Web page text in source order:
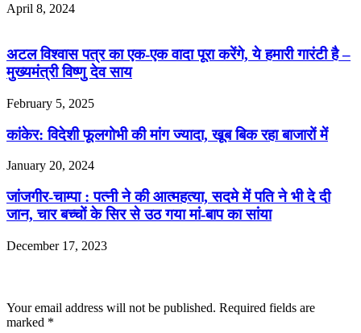
April 8, 2024
अटल विश्वास पत्र का एक-एक वादा पूरा करेंगे, ये हमारी गारंटी है –
मुख्यमंत्री विष्णु देव साय
February 5, 2025
कांकेर: विदेशी फूलगोभी की मांग ज्यादा, खूब बिक रहा बाजारों में
January 20, 2024
जांजगीर-चाम्पा : पत्नी ने की आत्महत्या, सदमे में पति ने भी दे दी
जान, चार बच्चों के सिर से उठ गया मां-बाप का सांया
December 17, 2023
Your email address will not be published. Required fields are
marked *